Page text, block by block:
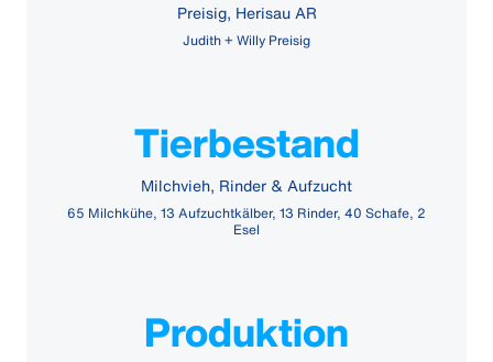
Preisig, Herisau AR
Judith + Willy Preisig
Tierbestand
Milchvieh, Rinder & Aufzucht
65 Milchkühe, 13 Aufzuchtkälber, 13 Rinder, 40 Schafe, 2
Esel
Produktion